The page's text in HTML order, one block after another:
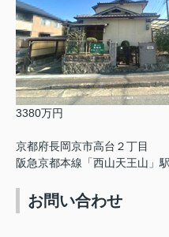
3380万円
京都府長岡京市高台２丁目
阪急京都本線「西山天王山」
お問い合わせ